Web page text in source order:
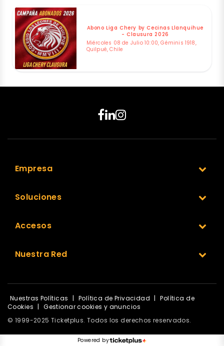
Abono Liga Chery by Cecinas Llanquihue
- Clausura 2026
Miércoles 08 de Julio 10:00, Géminis 1918,
Quilpué, Chile
Empresa
Soluciones
Accesos
Nuestra Red
Nuestras Políticas | Política de Privacidad |
Política de
Cookies |
Gestionar cookies y anuncios
© 1999-2025 Ticketplus. Todos los derechos reservados.
Powered by